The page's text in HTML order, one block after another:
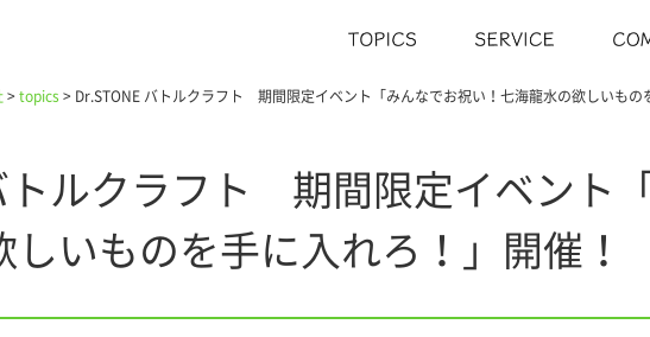
> topics > Dr.STONE バトルクラフト 期間限定イベント「みんなでお祝い！七海龍水の欲しいもの
トルクラフト 期間限定イベント
しいものを手に入れろ！」開催！